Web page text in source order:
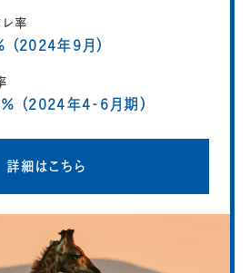
レ率
(2024年9月)
(2024年4‐6月期)
詳細はこちら